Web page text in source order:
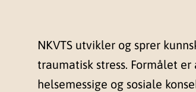
NKVTS utvikler og sprer
traumatisk stress. Formålet
helsemessige og sosiale